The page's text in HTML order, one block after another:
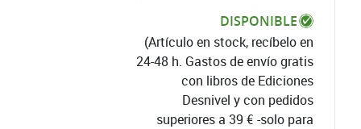
DISPONIBLE
(Artículo en stock, recíbelo en
24-48 h. Gastos de envío gratis
con libros de Ediciones
Desnivel y con pedidos
superiores a 39 € -solo para